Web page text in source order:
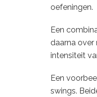
oefeningen.
Een
daarna over
intensiteit
Een
swings.